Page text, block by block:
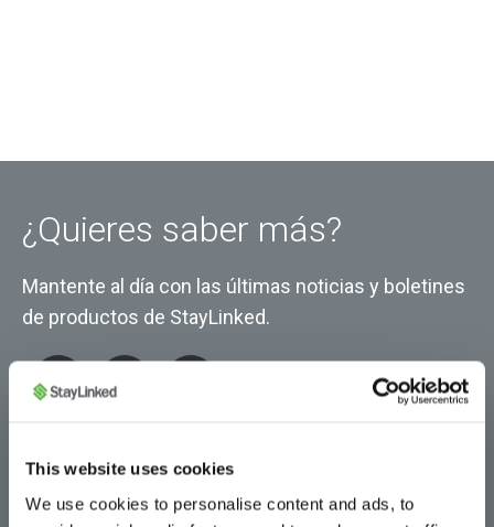
This website uses cookies
We use cookies to personalise content and ads, to
¿Quieres saber más?
Mantente al día con las últimas noticias y boletines
de productos de StayLinked.